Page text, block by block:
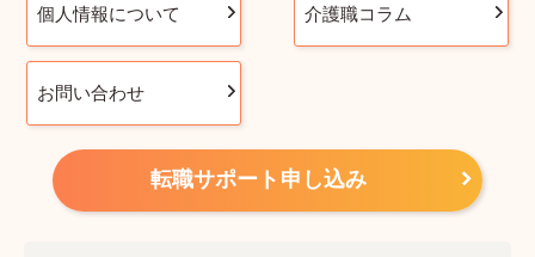
個人情報について 介護職コラム
お問い合わせ
転職サポート申し込み